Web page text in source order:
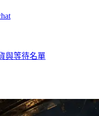
與等待名單